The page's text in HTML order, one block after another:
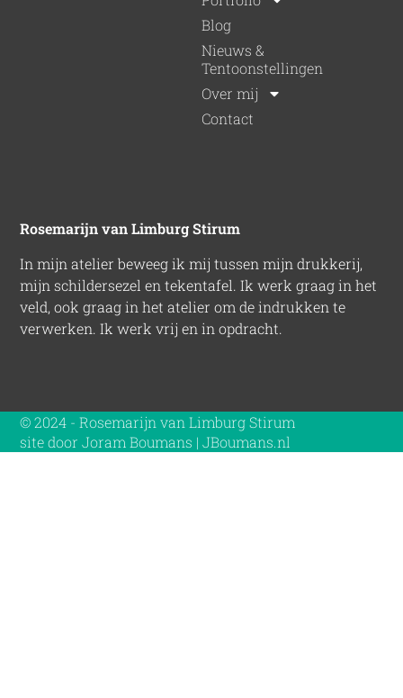
Rosemarijn van Limburg Stirum
In mijn atelier beweeg ik mij tussen mijn drukkerij,
mijn schildersezel en tekentafel. Ik werk graag in het
veld, ook graag in het atelier om de indrukken te
verwerken. Ik werk vrij en in opdracht.
Blog
Nieuws &
Tentoonstellingen
Over mij
Contact
© 2024 - Rosemarijn van Limburg Stirum
site door Joram Boumans | JBoumans.nl